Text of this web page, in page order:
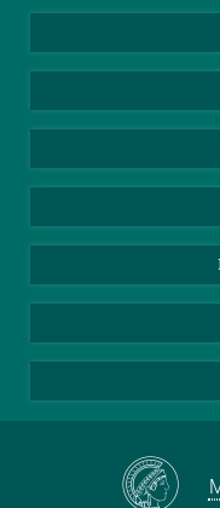
Max-Planck-
Beutenberg